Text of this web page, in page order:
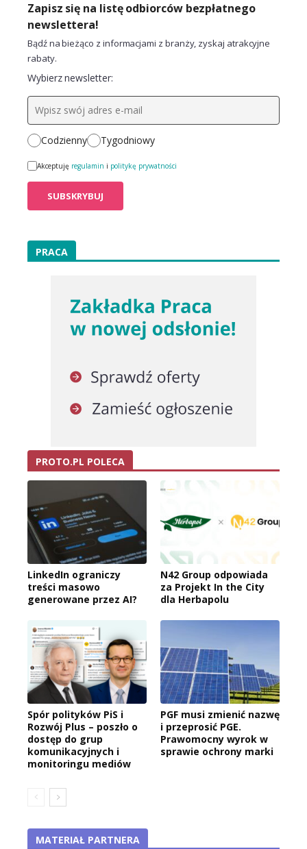
Zapisz się na listę odbiorców bezpłatnego
newslettera!
Bądź na bieżąco z informacjami z branży, zyskaj atrakcyjne
rabaty.
Wybierz newsletter:
Codzienny Tygodniowy
Akceptuję regulamin i politykę prywatności
PRACA
PROTO.PL POLECA
LinkedIn ograniczy
treści masowo
generowane przez AI?
N42 Group odpowiada
za Projekt In the City
dla Herbapolu
Spór polityków PiS i
Rozwój Plus – poszło o
dostęp do grup
komunikacyjnych i
monitoringu mediów
PGF musi zmienić nazwę
i przeprosić PGE.
Prawomocny wyrok w
sprawie ochrony marki
MATERIAŁ PARTNERA